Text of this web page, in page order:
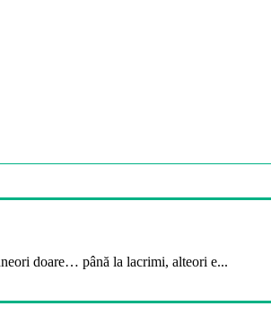
doare… până la lacrimi, alteori e...